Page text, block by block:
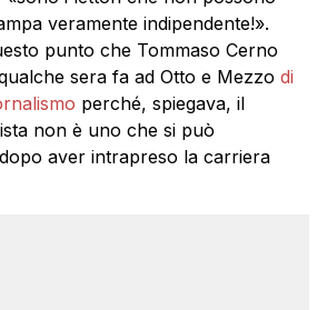
veramente indipendente!».
punto che Tommaso Cerno
sera fa ad Otto e Mezzo di
perché, spiegava, il
non è uno che si può
aver intrapreso la carriera